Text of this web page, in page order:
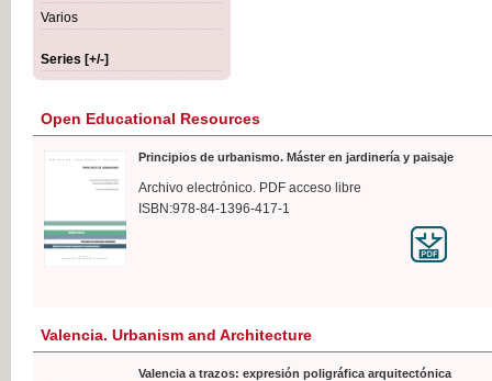
Varios
Series [+/-]
Open Educational Resources
Principios de urbanismo. Máster en jardinería y paisaje
Archivo electrónico. PDF acceso libre
ISBN:978-84-1396-417-1
Valencia. Urbanism and Architecture
Valencia a trazos: expresión poligráfica arquitectónica